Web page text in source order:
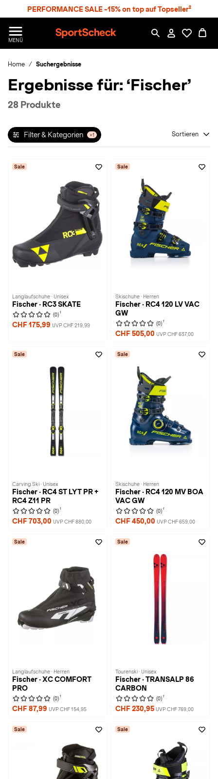
PERFORMANCE SALE -15% on top auf Topseller²
MENÜ
p
r
S
h
k
Home Suchergebnisse
Ergebnisse für: ‘Fischer’
28 Produkte
Filter & Kategorien +1 Sortieren
Sale
Langlaufschuhe · Unisex
Fischer · RC3 SKATE
(0) 1
CHF 175,99 UVP CHF 219,99
Sale
Skischuhe · Herren
Fischer · RC4 120 LV VAC
GW
(0) 1
CHF 505,00 UVP CHF 637,00
Sale
Carving Ski · Unisex
Fischer · RC4 ST LYT PR +
RC4 Z11 PR
(0) 1
CHF 703,00 UVP CHF 880,00
Sale
Skischuhe · Herren
Fischer · RC4 120 MV BOA
VAC GW
(0) 1
CHF 450,00 UVP CHF 659,00
Sale
Langlaufschuhe · Herren
Fischer · XC COMFORT
PRO
(0) 1
CHF 87,99 UVP CHF 154,95
Sale
Tourenski · Unisex
Fischer · TRANSALP 86
CARBON
(0) 1
CHF 230,95 UVP CHF 769,00
Sale Sale